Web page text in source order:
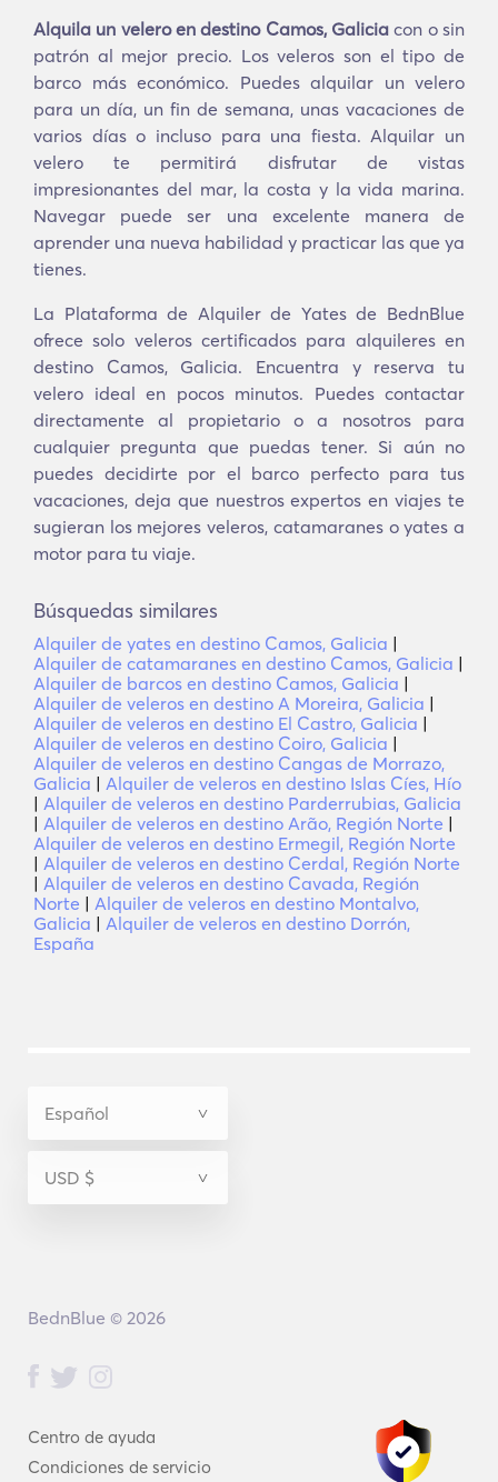
Alquila un velero en destino Camos, Galicia con o sin
patrón al mejor precio. Los veleros son el tipo de
barco más económico. Puedes alquilar un velero
para un día, un fin de semana, unas vacaciones de
varios días o incluso para una fiesta. Alquilar un
velero te permitirá disfrutar de vistas
impresionantes del mar, la costa y la vida marina.
Navegar puede ser una excelente manera de
aprender una nueva habilidad y practicar las que ya
tienes.
La Plataforma de Alquiler de Yates de BednBlue
ofrece solo veleros certificados para alquileres en
destino Camos, Galicia. Encuentra y reserva tu
velero ideal en pocos minutos. Puedes contactar
directamente al propietario o a nosotros para
cualquier pregunta que puedas tener. Si aún no
puedes decidirte por el barco perfecto para tus
vacaciones, deja que nuestros expertos en viajes te
sugieran los mejores veleros, catamaranes o yates a
motor para tu viaje.
Búsquedas similares
Alquiler de yates en destino Camos, Galicia |
Alquiler de catamaranes en destino Camos, Galicia |
Alquiler de barcos en destino Camos, Galicia |
Alquiler de veleros en destino A Moreira, Galicia |
Alquiler de veleros en destino El Castro, Galicia |
Alquiler de veleros en destino Coiro, Galicia |
Alquiler de veleros en destino Cangas de Morrazo,
Galicia | Alquiler de veleros en destino Islas Cíes, Hío
| Alquiler de veleros en destino Parderrubias, Galicia
| Alquiler de veleros en destino Arão, Región Norte |
Alquiler de veleros en destino Ermegil, Región Norte
| Alquiler de veleros en destino Cerdal, Región Norte
| Alquiler de veleros en destino Cavada, Región
Norte | Alquiler de veleros en destino Montalvo,
Galicia | Alquiler de veleros en destino Dorrón,
España
Centro de ayuda
Condiciones de servicio
BednBlue © 2026